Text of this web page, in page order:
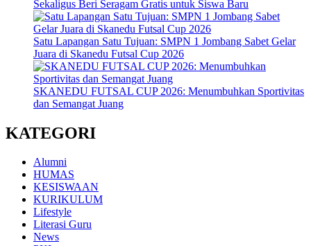
Sekaligus Beri Seragam Gratis untuk Siswa Baru
Satu Lapangan Satu Tujuan: SMPN 1 Jombang Sabet Gelar
Juara di Skanedu Futsal Cup 2026
SKANEDU FUTSAL CUP 2026: Menumbuhkan Sportivitas
dan Semangat Juang
KATEGORI
Alumni
HUMAS
KESISWAAN
KURIKULUM
Lifestyle
Literasi Guru
News